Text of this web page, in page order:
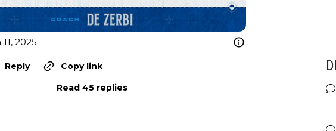
2025
Reply
Copy link
Read 45 replies